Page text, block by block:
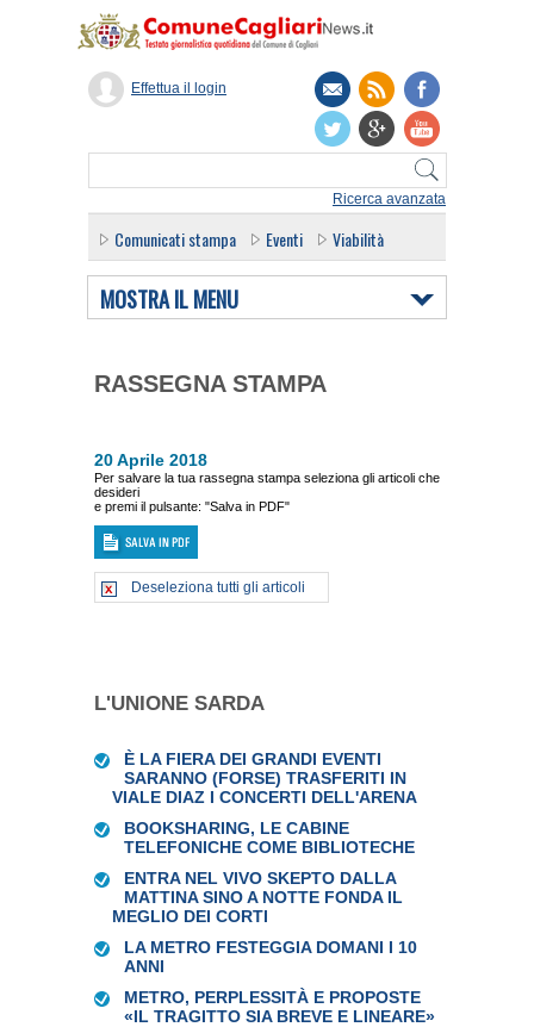
Ricerca avanzata
Effettua il login
Comunicati stampa Eventi Viabilità
MOSTRA IL MENU
RASSEGNA STAMPA
20 Aprile 2018
Per salvare la tua rassegna stampa seleziona gli articoli che
desideri
e premi il pulsante: "Salva in PDF"
Deseleziona tutti gli articoli
L'UNIONE SARDA
È LA FIERA DEI GRANDI EVENTI
SARANNO (FORSE) TRASFERITI IN
VIALE DIAZ I CONCERTI DELL'ARENA
BOOKSHARING, LE CABINE
TELEFONICHE COME BIBLIOTECHE
ENTRA NEL VIVO SKEPTO DALLA
MATTINA SINO A NOTTE FONDA IL
MEGLIO DEI CORTI
LA METRO FESTEGGIA DOMANI I 10
ANNI
METRO, PERPLESSITÀ E PROPOSTE
«IL TRAGITTO SIA BREVE E LINEARE»